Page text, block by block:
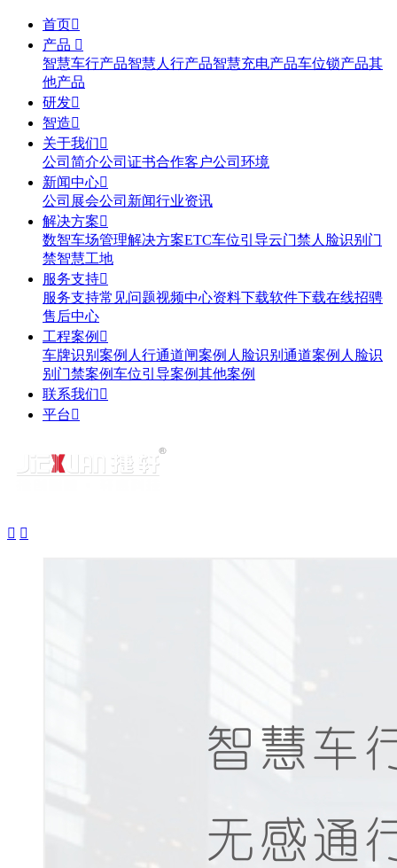
首页
产品 
智慧车行产品智慧人行产品智慧充电产品车位锁产品其
他产品
研发
智造
关于我们
公司简介公司证书合作客户公司环境
新闻中心
公司展会公司新闻行业资讯
解决方案
数智车场管理解决方案ETC车位引导云门禁 人脸识别门
禁智慧工地
服务支持
服务支持常见问题视频中心资料下载软件下载在线招骋
售后中心
工程案例 
车牌识别案例 人行通道闸案例 人脸识别通道案例 人脸识
别门禁案例车位引导案例其他案例
联系我们
平台 
 